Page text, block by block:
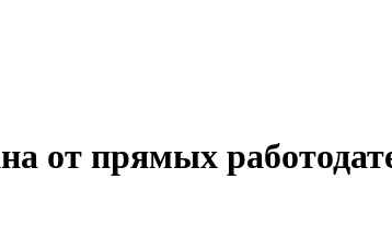
от прямых